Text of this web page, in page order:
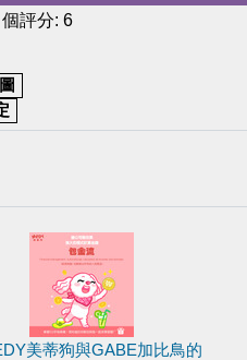
個評分: 6
美蒂狗與GABE加比鳥的